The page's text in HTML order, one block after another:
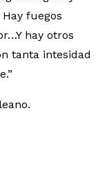
fuegos
hay otros
tanta intesidad